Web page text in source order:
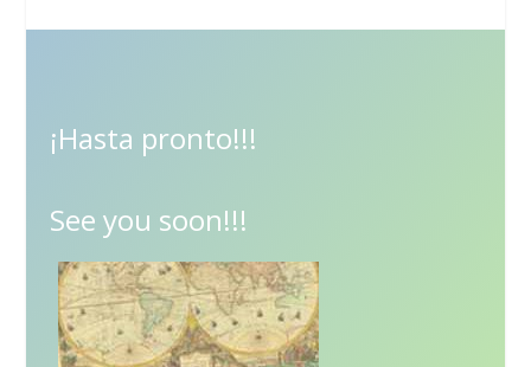
¡Hasta pronto!!!
See you soon!!!